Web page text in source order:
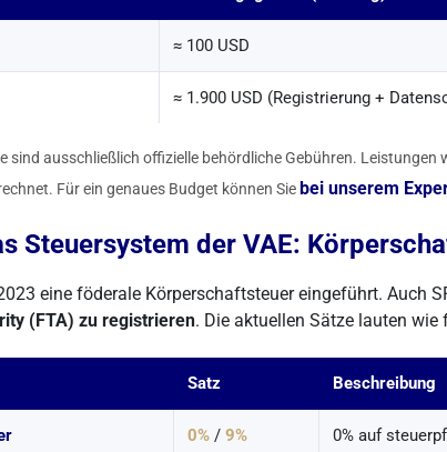
≈ 100 USD
≈ 1.900 USD (Registrierung +
sind ausschließlich offizielle behördliche Gebühren.
Für ein genaues Budget können Siebei unserem
Steuersystem der VAE:
eine föderale Körperschaftsteuer eingeführt. Auch
(FTA) zu registrieren. Die aktuellen Sätze lauten wie
Satz Beschreibung
0% / 9% 0% auf